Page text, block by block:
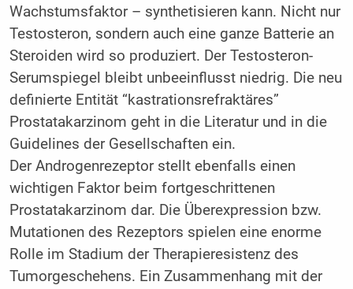
Wachstumsfaktor – synthetisieren kann. Nicht nur
Testosteron, sondern auch eine ganze Batterie an
Steroiden wird so produziert. Der Testosteron-
Serumspiegel bleibt unbeeinflusst niedrig. Die neu
definierte Entität “kastrationsrefraktäres”
Prostatakarzinom geht in die Literatur und in die
Guidelines der Gesellschaften ein.
Der Androgenrezeptor stellt ebenfalls einen
wichtigen Faktor beim fortgeschrittenen
Prostatakarzinom dar. Die Überexpression bzw.
Mutationen des Rezeptors spielen eine enorme
Rolle im Stadium der Therapieresistenz des
Tumorgeschehens. Ein Zusammenhang mit der